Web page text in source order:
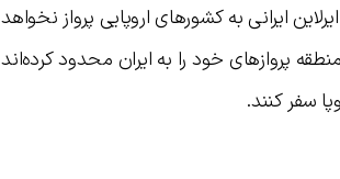
ایرانی به کشورهای اروپایی پرواز نخواهد
پروازهای خود را به ایران محدود کرده‌اند
سفر کنند.